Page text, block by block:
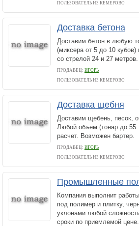
ПОЛЬЗОВАТЕЛЬ ИЗ КЕМЕРОВО
Доставка бетона
Доставим бетон в любую
(миксера от 5 до 10
со стрелой 24 и 27
ПРОДАВЕЦ: ИГОРЬ
ПОЛЬЗОВАТЕЛЬ ИЗ КЕМЕРОВО
Доставка щебня
Доставим щебень, песок,
Любой объем (тонар до 55
расчет. Возможен бартер.
ПРОДАВЕЦ: ИГОРЬ
ПОЛЬЗОВАТЕЛЬ ИЗ КЕМЕРОВО
Промышленные
Компания выполнит
под полимер и плитку,
уклонами любой
сроки по приемлемой